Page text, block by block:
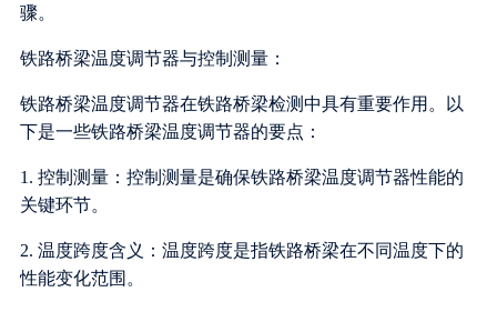
骤。
铁路桥梁温度调节器与控制测量：
铁路桥梁温度调节器在铁路桥梁检测中具有重要作用。以
下是一些铁路桥梁温度调节器的要点：
1. 控制测量：控制测量是确保铁路桥梁温度调节器性能的
关键环节。
2. 温度跨度含义：温度跨度是指铁路桥梁在不同温度下的
性能变化范围。